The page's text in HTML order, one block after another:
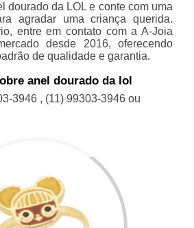
dourado da LOL e conte com uma
agradar uma criança querida.
entre em contato com a A-Joia
desde 2016, oferecendo
de qualidade e garantia.
anel dourado da lol
3946, (11) 99303-3946ou